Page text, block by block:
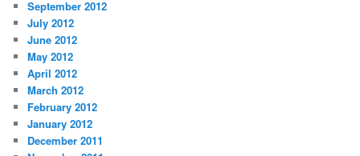
September 2012
July 2012
June 2012
May 2012
April 2012
March 2012
February 2012
January 2012
December 2011